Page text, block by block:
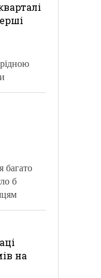
багато
б
на